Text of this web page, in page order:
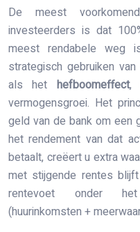
De meest
investeerders is dat
meest rendabele weg
strategisch gebruiken
als het hefboomeffect,
vermogensgroei. Het
geld van de bank om een
het rendement van dat
betaalt, creëert u extra
met stijgende rentes
rentevoet onder het
(huurinkomsten +